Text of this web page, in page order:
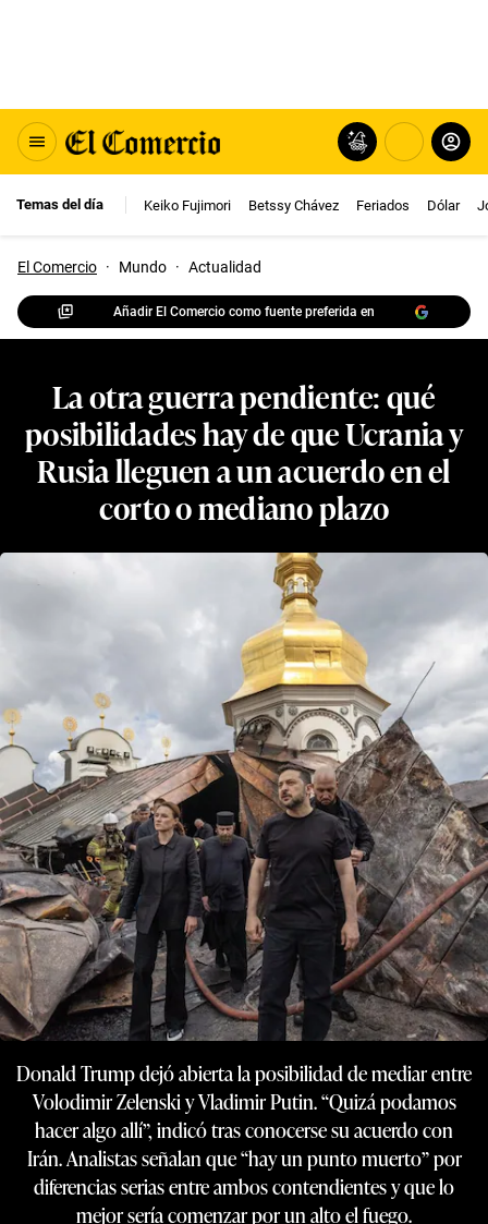
Temas del día Keiko Fujimori Betssy Chávez Feriados Dólar
El Comercio · Mundo · Actualidad
Añadir El Comercio como fuente preferida en
La otra guerra pendiente: qué
posibilidades hay de que Ucrania y
Rusia lleguen a un acuerdo en el
corto o mediano plazo
Donald Trump dejó abierta la posibilidad de mediar entre
Volodimir Zelenski y Vladimir Putin. “Quizá podamos
hacer algo allí”, indicó tras conocerse su acuerdo con
Irán. Analistas señalan que “hay un punto muerto” por
diferencias serias entre ambos contendientes y que lo
mejor sería comenzar por un alto el fuego.